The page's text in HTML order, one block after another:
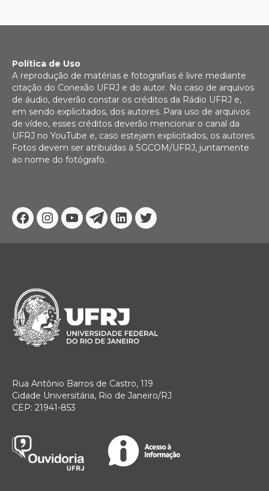
Facebook
Instagram
YoutubeTelegram
Linkedin
Twitter
Política de Uso
A reprodução de matérias e fotografias é livre mediante
citação do Conexão UFRJ e do autor. No caso de arquivos
de áudio, deverão constar os créditos da Rádio UFRJ e,
em sendo explicitados, dos autores. Para uso de arquivos
de vídeo, esses créditos deverão mencionar o canal da
UFRJ no YouTube e, caso estejam explicitados, os autores.
Fotos devem ser atribuídas à SGCOM/UFRJ, juntamente
ao nome do fotógrafo.
Rua Antônio Barros de Castro, 119
Cidade Universitária, Rio de Janeiro/RJ
CEP: 21941-853